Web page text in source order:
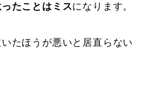
たことはミスになります。
たほうが悪いと居直らない